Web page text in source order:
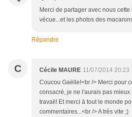
Merci de partager avec nous
vécue...et les photos des
Répondre
C Cécile MAURE 11/07/2014 20:23
Coucou Gaëlle!<br /> Merci pour
consacré, je ne l'aurais pas mieux
travail! Et merci à tout le monde
commentaires...<br /> A très vite ;)